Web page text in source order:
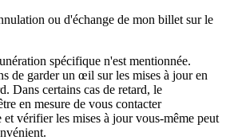
ou d'échange de mon billet sur le
spécifique n'est mentionnée.
de garder un œil sur les mises à jour en
Dans certains cas de retard, le
en mesure de vous contacter
et vérifier les mises à jour vous-même peut